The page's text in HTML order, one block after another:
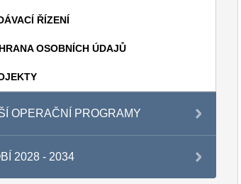
ŘÍZENÍ
OSOBNÍCH ÚDAJŮ
OPERAČNÍ PROGRAMY
2028 - 2034